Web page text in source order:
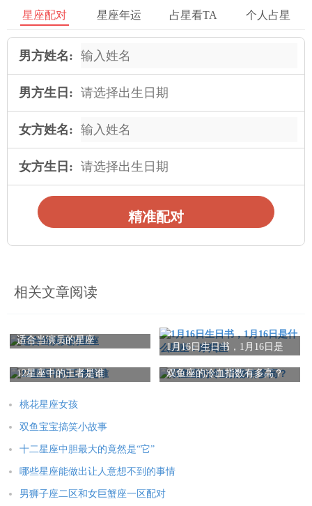
--------------------------------------------------------------------------------
今天出生的人，对金钱看得很淡泊。在有钱的时候，会把所有的
如果说今天出生的人，几乎没有物质欲望的话，那可以说是个例
来，这只是浪费时间和精力罢了。在这个日子出生的人当中，极
少有人会埋头赚钱，这些人大都从事dubo 、期货、股票等冒险性
的工作，做为他们赚钱的手段。本来以正直、规矩著称的今天的
事业运：
今天出生的人，不论男女，就业的意愿都很高，一旦取得工作，
又具有管理的天分，所以有不少人能以他人少有的行动力、体贴
心，以及一丝不苟的精神，活跃于zhengzhi 、司法等方面。喜欢
出风头，能发挥优秀的领导能力。容易被具有独创性、新奇的东
西吸引，特别容易在哲学或宗教领域开展，或是启蒙新思想；因
此教师、作家、艺术家、音乐家，也是适合的工作。勇敢又具有
星座配对 星座年运 占星看TA 个人占星
男方姓名:
男方生日:
女方姓名:
女方生日:
精准配对
相关文章阅读
适合当演员的星座
1月16日生日书，1月16日是
12星座中的王者是谁
双鱼座的冷血指数有多高？
桃花星座女孩
双鱼宝宝搞笑小故事
十二星座中胆最大的竟然是“它”
哪些星座能做出让人意想不到的事情
男狮子座二区和女巨蟹座一区配对